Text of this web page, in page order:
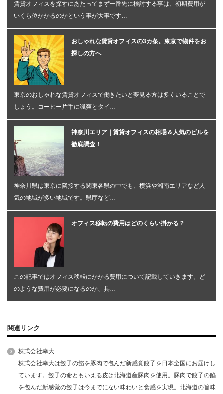
賃貸オフィスを探すにあたってまず一番先に検討する事は、初期費用が
いくら位かかるのかという事が大事です…
おしゃれな賃貸オフィスの3カ条。東京で物件をお
探しの方へ
東京のおしゃれな賃貸オフィスで働きたいと夢見る方は多くいることで
しょう。コーヒー片手に颯爽とタイ…
神奈川エリア｜賃貸オフィスの相場＆人気のビルを
徹底調査！
神奈川県は東京に隣接する関東各県の中でも、横浜や湘南エリアなど人
気の地域が多い地域です。県庁など…
オフィス移転の費用はどのくらい掛かる？
この記事ではオフィス移転にかかる費用について記載していきます。ど
のような費用が必要になるのか、具…
関連リンク
株式会社幸大
株式会社幸大は餃子の餡を豚肉で包んだ新感覚餃子を日本全国にお届けし
ています。餃子の命ともいえる皮は北海道産豚肉を使用。豚肉で餃子の餡
を包んだ新感覚の餃子は今までにない味わいと食感を実現。北海道の旨味